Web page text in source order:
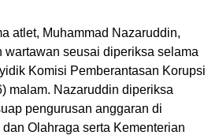
atlet, Muhammad Nazaruddin,
wartawan seusai diperiksa selama
Komisi Pemberantasan Korupsi
malam. Nazaruddin diperiksa
pengurusan anggaran di
Olahraga serta Kementerian